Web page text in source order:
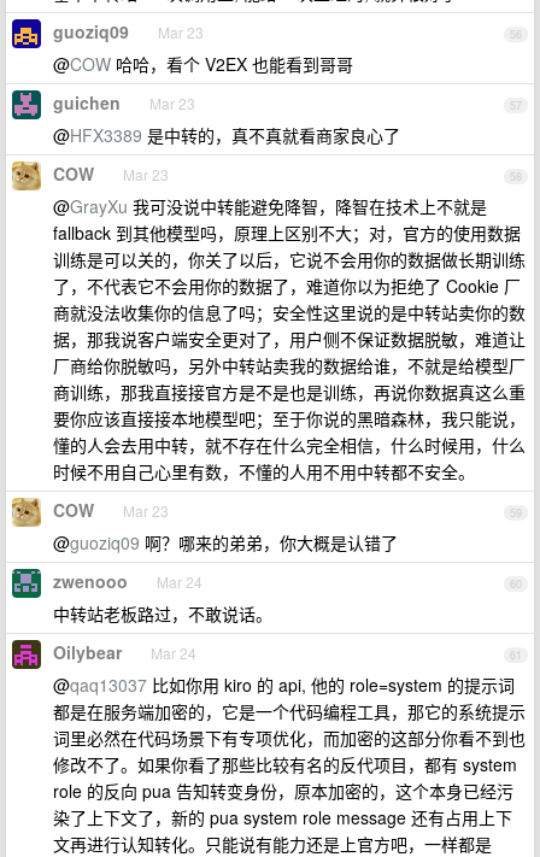
56
guoziq09 Mar 23
@COW 哈哈，看个 V2EX 也能看到哥哥
57
guichen Mar 23
@HFX3389 是中转的，真不真就看商家良心了
58
COW Mar 23
@GrayXu 我可没说中转能避免降智，降智在技术上不就是
fallback 到其他模型吗，原理上区别不大；对，官方的使用数据
训练是可以关的，你关了以后，它说不会用你的数据做长期训练
了，不代表它不会用你的数据了，难道你以为拒绝了 Cookie 厂
商就没法收集你的信息了吗；安全性这里说的是中转站卖你的数
据，那我说客户端安全更对了，用户侧不保证数据脱敏，难道让
厂商给你脱敏吗，另外中转站卖我的数据给谁，不就是给模型厂
商训练，那我直接接官方是不是也是训练，再说你数据真这么重
要你应该直接接本地模型吧；至于你说的黑暗森林，我只能说，
懂的人会去用中转，就不存在什么完全相信，什么时候用，什么
时候不用自己心里有数，不懂的人用不用中转都不安全。
59
COW Mar 23
@guoziq09 啊？哪来的弟弟，你大概是认错了
60
zwenooo Mar 24
中转站老板路过，不敢说话。
61
Oilybear Mar 24
@qaq13037 比如你用 kiro 的 api, 他的 role=system 的提示词
都是在服务端加密的，它是一个代码编程工具，那它的系统提示
词里必然在代码场景下有专项优化，而加密的这部分你看不到也
修改不了。如果你看了那些比较有名的反代项目，都有 system
role 的反向 pua 告知转变身份，原本加密的，这个本身已经污
染了上下文了，新的 pua system role message 还有占用上下
文再进行认知转化。只能说有能力还是上官方吧，一样都是